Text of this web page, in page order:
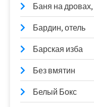
Баня на
Бардин, отель
Барская изба
Без вмятин
Белый Бокс